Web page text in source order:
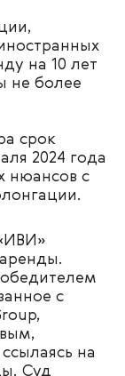
на 10 лет
не более
срок
2024 года
нюансов с
с
на
Суд